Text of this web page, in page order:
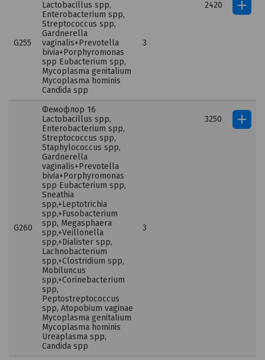
G255
Lactobacillus spp,
Enterobacterium spp,
Streptococcus spp,
Gardnerella
vaginalis+Prevotella
bivia+Porphyromonas
spp Eubacterium spp,
Mycoplasma genitalium
Mycoplasma hominis
Candida spp
3
2420
G260
Фемофлор 16
Lactobacillus spp,
Enterobacterium spp,
Streptococcus spp,
Staphylococcus spp,
Gardnerella
vaginalis+Prevotella
bivia+Porphyromonas
spp Eubacterium spp,
Sneathia
spp,+Leptotrichia
spp,+Fusobacterium
spp, Megasphaera
spp,+Veillonella
spp,+Dialister spp,
Lachnobacterium
spp,+Clostridium spp,
Mobiluncus
spp,+Corinebacterium
spp,
Peptostreptococcus
spp, Atopobium vaginae
Mycoplasma genitalium
Mycoplasma hominis
Ureaplasma spp,
Candida spp
3
3250